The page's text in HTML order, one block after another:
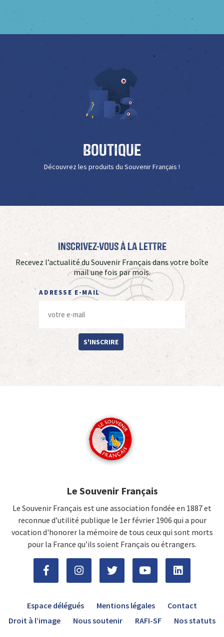
Boutique
Découvrez les produits du Souvenir Français !
Inscrivez-vous à La Lettre
Recevez l’actualité du Souvenir Français dans votre boîte
mail une fois par mois.
ADRESSE E-MAIL
S'INSCRIRE
Le Souvenir Français
Le Souvenir Français est une association fondée en 1887 et
reconnue d’utilité publique le 1er février 1906 qui a pour
vocation d'honorer la mémoire de tous ceux qui sont morts
pour la France qu’ils soient Français ou étrangers.
Espace délégués Mentions légales
Contact
Droit à l’image
Nous soutenir RAFI-SF Nos statuts